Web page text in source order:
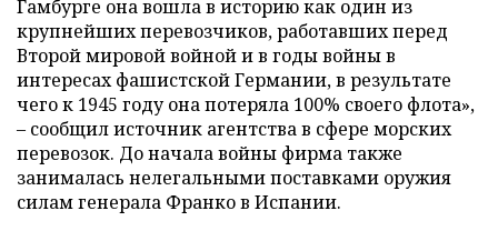
Гамбурге она вошла в историю как один из
крупнейших перевозчиков, работавших перед
Второй мировой войной и в годы войны в
интересах фашистской Германии, в результате
чего к 1945 году она потеряла 100% своего флота»,
– сообщил источник агентства в сфере морских
перевозок. До начала войны фирма также
занималась нелегальными поставками оружия
силам генерала Франко в Испании.